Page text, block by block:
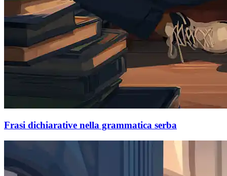
Frasi dichiarative nella grammatica serba